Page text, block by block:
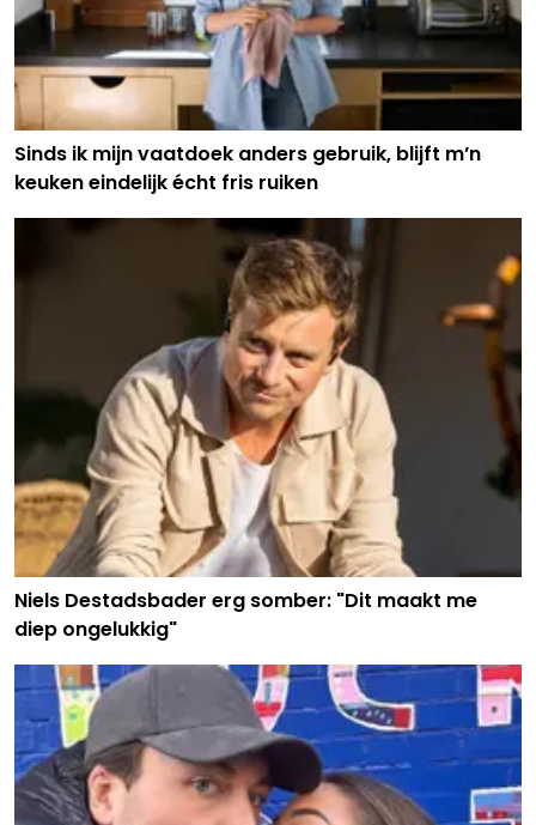
Sinds ik mijn vaatdoek anders gebruik, blijft m’n
keuken eindelijk écht fris ruiken
Niels Destadsbader erg somber: "Dit maakt me
diep ongelukkig"